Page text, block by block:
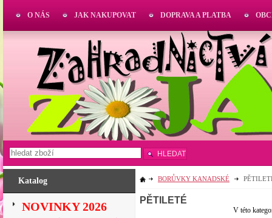
Katalog
NOVINKY 2026
BORŮVKY KANADSKÉ
PĚTILETÉ
V této
O NÁS JAK NAKUPOVAT DOPRAVA A PLATBA
HLEDAT